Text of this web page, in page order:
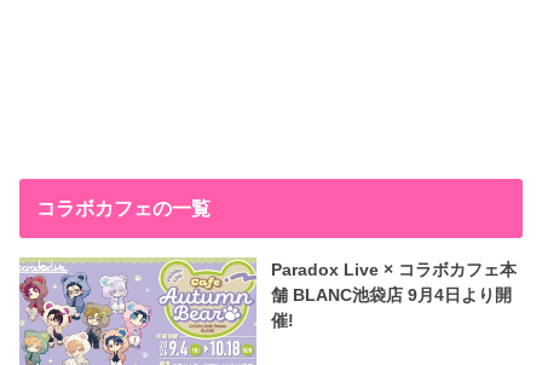
コラボカフェの一覧
Paradox Live × コラボカフェ本
舗 BLANC池袋店 9月4日より開
催!